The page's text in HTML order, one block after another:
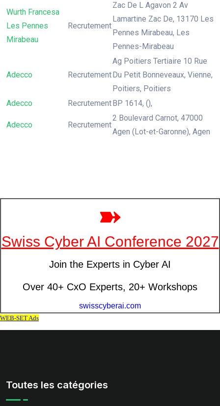
Wurth Francesa
Les Pennes
Mirabeau
Recrutement
Zac De L Agavon 2 Av
Lamartine Zac De, 13170 Les
Pennes Mirabeau, Les
Pennes-Mirabeau
Adecco Recrutement
Ag Poitiers Tertiaire 10 Rue
Du Petit Bonneveaux, Vienne,
Poitiers, Poitiers
Adecco
RecrutementBP 1614, (),
Adecco Recrutement
2 Boulevard Carnot, 47000
Agen (Lot-et-Garonne), Agen
Toutes les catégories